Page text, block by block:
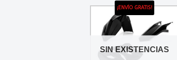
SIN EXISTENCIAS
¡ENVÍO GRATIS!